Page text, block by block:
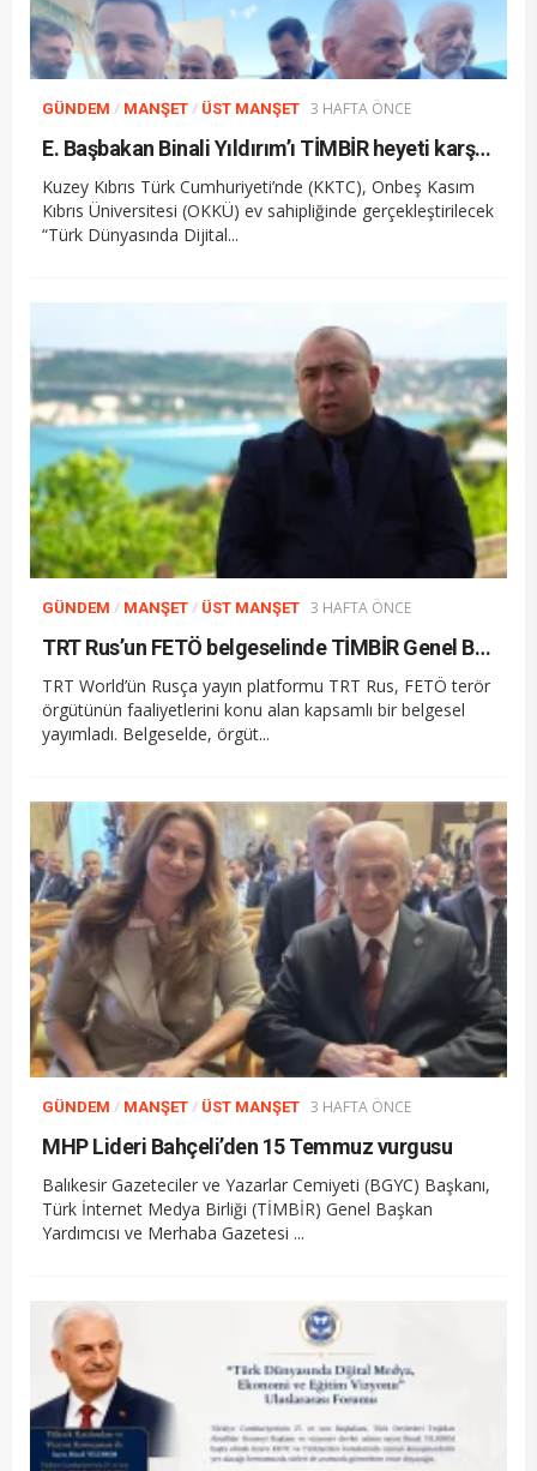
GÜNDEM / MANŞET / ÜST MANŞET 3 HAFTA ÖNCE
E. Başbakan Binali Yıldırım’ı TİMBİR heyeti karşıladı
Kuzey Kıbrıs Türk Cumhuriyeti’nde (KKTC), Onbeş Kasım
Kıbrıs Üniversitesi (OKKÜ) ev sahipliğinde gerçekleştirilecek
“Türk Dünyasında Dijital...
GÜNDEM / MANŞET / ÜST MANŞET 3 HAFTA ÖNCE
TRT Rus’un FETÖ belgeselinde TİMBİR Genel Başkan Yardımcısı Agil Alesger uzman olarak yer aldı
TRT World’ün Rusça yayın platformu TRT Rus, FETÖ terör
örgütünün faaliyetlerini konu alan kapsamlı bir belgesel
yayımladı. Belgeselde, örgüt...
GÜNDEM / MANŞET / ÜST MANŞET 3 HAFTA ÖNCE
MHP Lideri Bahçeli’den 15 Temmuz vurgusu
Balıkesir Gazeteciler ve Yazarlar Cemiyeti (BGYC) Başkanı,
Türk İnternet Medya Birliği (TİMBİR) Genel Başkan
Yardımcısı ve Merhaba Gazetesi ...